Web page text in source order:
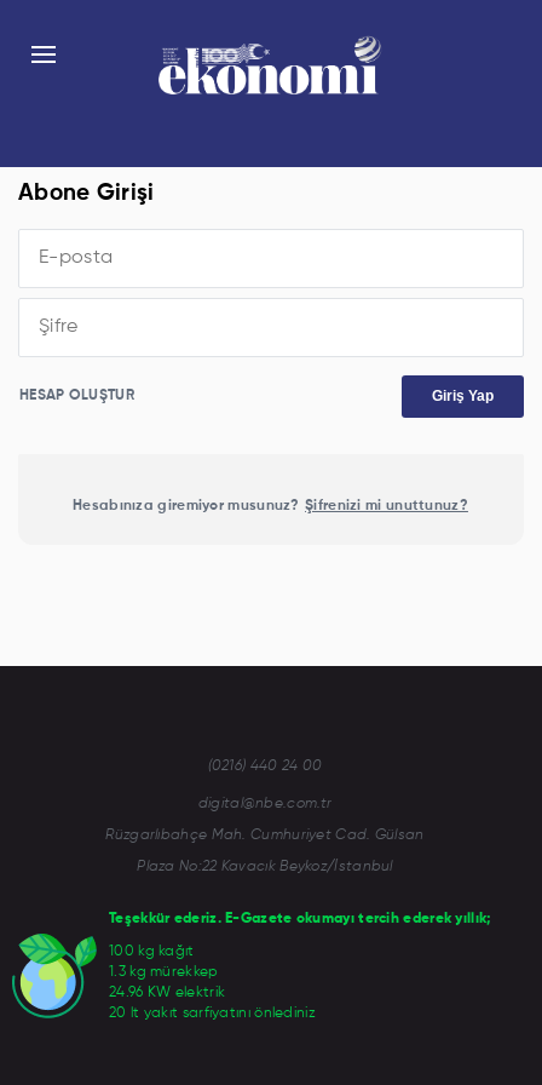
Abone Girişi
HESAP OLUŞTUR Giriş Yap
Hesabınıza giremiyor musunuz? Şifrenizi mi unuttunuz?
Teşekkür ederiz. E-Gazete okumayı tercih ederek yıllık;
100 kg kağıt
1.3 kg mürekkep
24.96 KW elektrik
20 lt yakıt sarfiyatını önlediniz
(0216) 440 24 00
digital@nbe.com.tr
Rüzgarlıbahçe Mah. Cumhuriyet Cad. Gülsan
Plaza No:22 Kavacık Beykoz/İstanbul